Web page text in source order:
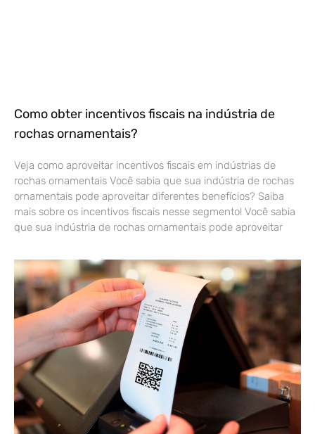
Como obter incentivos fiscais na indústria de
rochas ornamentais?
Veja como aproveitar incentivos fiscais em indústrias de
rochas ornamentais Você sabia que sua indústria de rochas
ornamentais pode aproveitar diferentes benefícios? Saiba
mais sobre os incentivos fiscais nesse segmento! Você sabia
que sua indústria de rochas ornamentais pode aproveitar